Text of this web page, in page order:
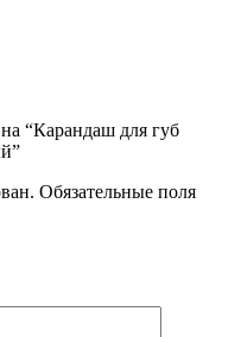
“Карандаш для губ
Обязательные поля